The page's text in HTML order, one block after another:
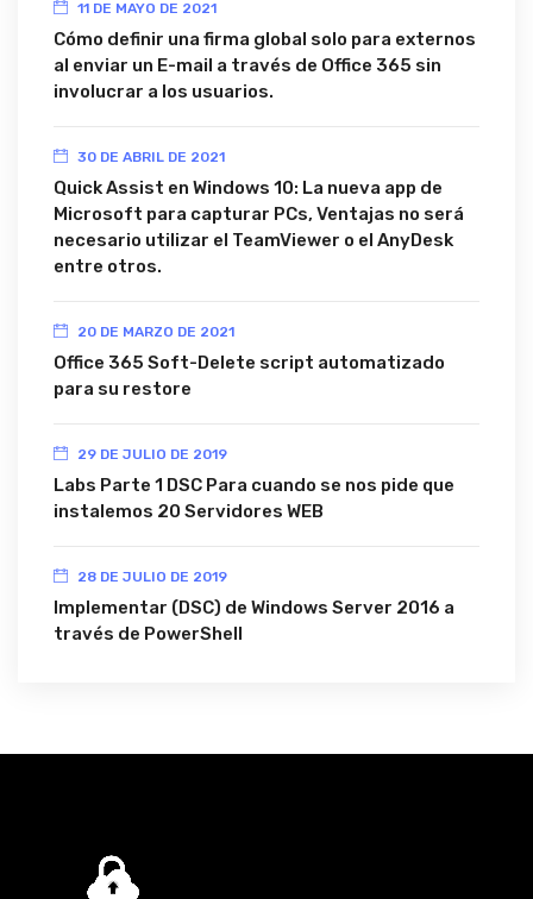
11 DE MAYO DE 2021
Cómo definir una firma global solo para externos
al enviar un E-mail a través de Office 365 sin
involucrar a los usuarios.
30 DE ABRIL DE 2021
Quick Assist en Windows 10: La nueva app de
Microsoft para capturar PCs, Ventajas no será
necesario utilizar el TeamViewer o el AnyDesk
entre otros.
20 DE MARZO DE 2021
Office 365 Soft-Delete script automatizado
para su restore
29 DE JULIO DE 2019
Labs Parte 1 DSC Para cuando se nos pide que
instalemos 20 Servidores WEB
28 DE JULIO DE 2019
Implementar (DSC) de Windows Server 2016 a
través de PowerShell